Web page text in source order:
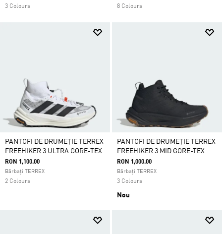
3 Colours 8 Colours
PANTOFI DE DRUMEȚIE TERREX
FREEHIKER 3 ULTRA GORE-TEX
RON 1,100.00
Bărbați TERREX
2 Colours
PANTOFI DE DRUMEȚIE TERREX
FREEHIKER 3 MID GORE-TEX
RON 1,000.00
Bărbați TERREX
3 Colours
Nou